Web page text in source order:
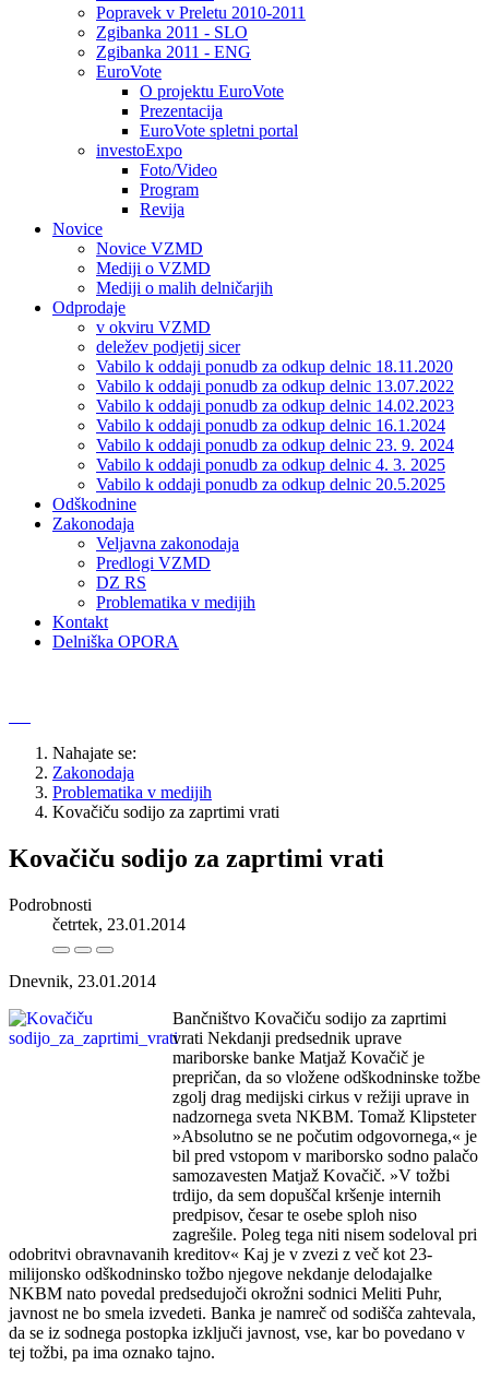
Popravek v Preletu 2010-2011
Zgibanka 2011 - SLO
Zgibanka 2011 - ENG
EuroVote
O projektu EuroVote
Prezentacija
EuroVote spletni portal
investoExpo
Foto/Video
Program
Revija
Novice
Novice VZMD
Mediji o VZMD
Mediji o malih delničarjih
Odprodaje
v okviru VZMD
deležev podjetij sicer
Vabilo k oddaji ponudb za odkup delnic 18.11.2020
Vabilo k oddaji ponudb za odkup delnic 13.07.2022
Vabilo k oddaji ponudb za odkup delnic 14.02.2023
Vabilo k oddaji ponudb za odkup delnic 16.1.2024
Vabilo k oddaji ponudb za odkup delnic 23. 9. 2024
Vabilo k oddaji ponudb za odkup delnic 4. 3. 2025
Vabilo k oddaji ponudb za odkup delnic 20.5.2025
Odškodnine
Zakonodaja
Veljavna zakonodaja
Predlogi VZMD
DZ RS
Problematika v medijih
Kontakt
Delniška OPORA
Nahajate se:
Zakonodaja
Problematika v medijih
Kovačiču sodijo za zaprtimi vrati
Kovačiču sodijo za zaprtimi vrati
Podrobnosti
četrtek, 23.01.2014
Dnevnik, 23.01.2014
Bančništvo Kovačiču sodijo za zaprtimi
vrati Nekdanji predsednik uprave
mariborske banke Matjaž Kovačič je
prepričan, da so vložene odškodninske tožbe
zgolj drag medijski cirkus v režiji uprave in
nadzornega sveta NKBM. Tomaž Klipsteter
»Absolutno se ne počutim odgovornega,« je
bil pred vstopom v mariborsko sodno palačo
samozavesten Matjaž Kovačič. »V tožbi
trdijo, da sem dopuščal kršenje internih
predpisov, česar te osebe sploh niso
zagrešile. Poleg tega niti nisem sodeloval pri
odobritvi obravnavanih kreditov« Kaj je v zvezi z več kot 23-
milijonsko odškodninsko tožbo njegove nekdanje delodajalke
NKBM nato povedal predsedujoči okrožni sodnici Meliti Puhr,
javnost ne bo smela izvedeti. Banka je namreč od sodišča zahtevala,
da se iz sodnega postopka izključi javnost, vse, kar bo povedano v
tej tožbi, pa ima oznako tajno.